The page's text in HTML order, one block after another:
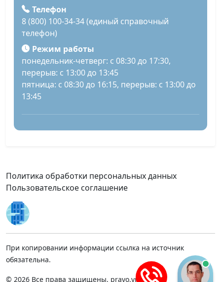
Телефон
8 (800) 100-34-34 (единый справочный
телефон)
Режим работы
понедельник-четверг: с 08:30 до 17:30,
перерыв: с 13:00 до 13:45
пятница: с 08:30 до 16:15, перерыв: с 13:00 до
13:45
Политика обработки персональных данных
Пользовательское соглашение
При копировании информации ссылка на источник
обязательна.
© 2026 Все права защищены, pravo.vnmsk.ru.